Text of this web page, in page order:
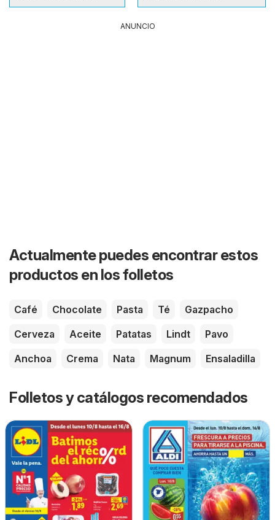
ANUNCIO
Actualmente puedes encontrar estos
productos en los folletos
Café Chocolate Pasta Té
Gazpacho
Cerveza
Aceite Patatas Lindt
Pavo
Anchoa
Crema Nata Magnum Ensaladilla
Folletos y catálogos recomendados